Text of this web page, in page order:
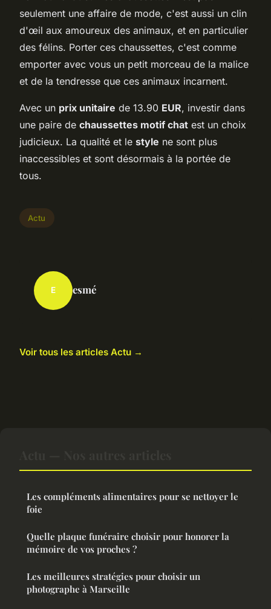
seulement une affaire de mode, c'est aussi un clin
d'œil aux amoureux des animaux, et en particulier
des félins. Porter ces chaussettes, c'est comme
emporter avec vous un petit morceau de la malice
et de la tendresse que ces animaux incarnent.
Avec un prix unitaire de 13.90 EUR, investir dans
une paire de chaussettes motif chat est un choix
judicieux. La qualité et le style ne sont plus
inaccessibles et sont désormais à la portée de
tous.
Actu
E esmé
Voir tous les articles Actu →
Les compléments alimentaires pour se nettoyer le
foie
Quelle plaque funéraire choisir pour honorer la
mémoire de vos proches ?
Les meilleures stratégies pour choisir un
photographe à Marseille